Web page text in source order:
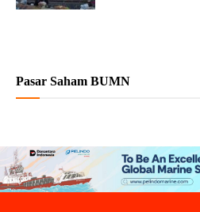
Pasar Saham BUMN